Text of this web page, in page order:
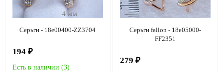
Серьги - 18e00400-ZZ3704
194 ₽
Есть в наличии (3)
Серьги fallon - 18e05000-
FF2351
279 ₽